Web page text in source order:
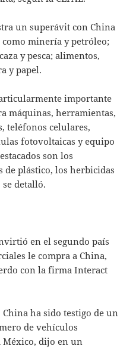
un superávit con China
minería y petróleo;
y pesca; alimentos,
y papel.
importante
máquinas, herramientas,
teléfonos celulares,
fotovoltaicas y equipo
son los
plástico, los herbicidas
se detalló.
en el segundo país
le compra a China,
con la firma Interact
ha sido testigo de un
de vehículos
México, dijo en un